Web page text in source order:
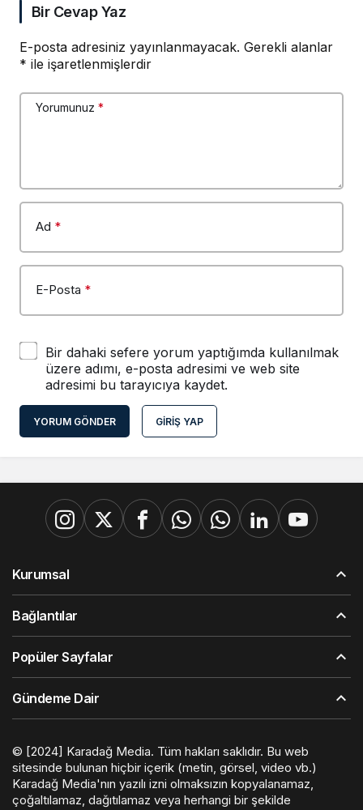
Bir Cevap Yaz
E-posta adresiniz yayınlanmayacak. Gerekli alanlar
* ile işaretlenmişlerdir
Yorumunuz *
Ad *
E-Posta *
Bir dahaki sefere yorum yaptığımda kullanılmak
üzere adımı, e-posta adresimi ve web site
adresimi bu tarayıcıya kaydet.
YORUM GÖNDER GIRIŞ YAP
Kurumsal
Bağlantılar
Popüler Sayfalar
Gündeme Dair
© [2024] Karadağ Media. Tüm hakları saklıdır. Bu web
sitesinde bulunan hiçbir içerik (metin, görsel, video vb.)
Karadağ Media'nın yazılı izni olmaksızın kopyalanamaz,
çoğaltılamaz, dağıtılamaz veya herhangi bir şekilde